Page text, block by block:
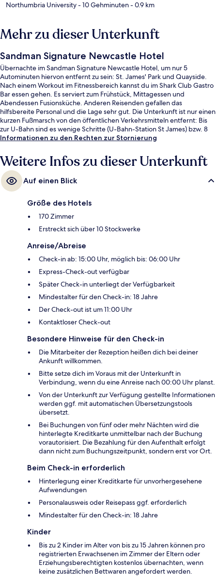
Northumbria University- 10 Gehminuten- 0.9 km
Mehr zu dieser Unterkunft
Sandman Signature Newcastle Hotel
Übernachte im Sandman Signature Newcastle Hotel, um nur 5
Autominuten hiervon entfernt zu sein: St. James' Park und Quayside.
Nach einem Workout im Fitnessbereich kannst du im Shark Club Gastro
Bar essen gehen. Es serviert zum Frühstück, Mittagessen und
Abendessen Fusionsküche. Anderen Reisenden gefallen das
hilfsbereite Personal und die Lage sehr gut. Die Unterkunft ist nur einen
kurzen Fußmarsch von den öffentlichen Verkehrsmitteln entfernt: Bis
zur U-Bahn sind es wenige Schritte (U-Bahn-Station St James) bzw. 8
Minuten (Monument Station).
Informationen zu den Rechten zur Stornierung
Weitere Infos zu dieser Unterkunft
Auf einen Blick
Größe des Hotels
170 Zimmer
Erstreckt sich über 10 Stockwerke
Anreise/Abreise
Check-in ab: 15:00 Uhr, möglich bis: 06:00 Uhr
Express-Check-out verfügbar
Später Check-in unterliegt der Verfügbarkeit
Mindestalter für den Check-in: 18 Jahre
Der Check-out ist um 11:00 Uhr
Kontaktloser Check-out
Besondere Hinweise für den Check-in
Die Mitarbeiter der Rezeption heißen dich bei deiner
Ankunft willkommen.
Bitte setze dich im Voraus mit der Unterkunft in
Verbindung, wenn du eine Anreise nach 00:00 Uhr planst.
Von der Unterkunft zur Verfügung gestellte Informationen
werden ggf. mit automatischen Übersetzungstools
übersetzt.
Bei Buchungen von fünf oder mehr Nächten wird die
hinterlegte Kreditkarte unmittelbar nach der Buchung
vorautorisiert. Die Bezahlung für den Aufenthalt erfolgt
dann nicht zum Buchungszeitpunkt, sondern erst vor Ort.
Beim Check-in erforderlich
Hinterlegung einer Kreditkarte für unvorhergesehene
Aufwendungen
Personalausweis oder Reisepass ggf. erforderlich
Mindestalter für den Check-in: 18 Jahre
Kinder
Bis zu 2 Kinder im Alter von bis zu 15 Jahren können pro
registrierten Erwachsenen im Zimmer der Eltern oder
Erziehungsberechtigten kostenlos übernachten, wenn
keine zusätzlichen Bettwaren angefordert werden.